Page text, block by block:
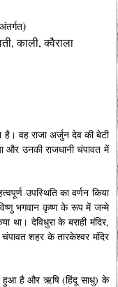
)
काली, क्वैराला
है। वह राजा अर्जुन देव की बेटी
और उनकी राजधानी चंपावत में
उपस्थिति का वर्णन किया
भगवान कृष्ण के रूप में जन्मे
था। देविधुरा के बराही मंदिर,
चंपावत शहर के तारकेश्वर मंदिर
हुआ है और ऋषि (हिंदू साधु) के